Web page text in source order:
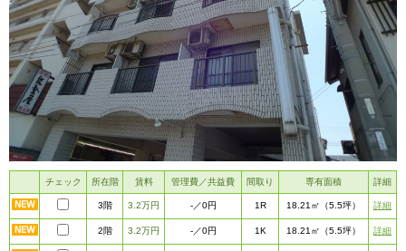
チェック 所在階 賃料 管理費／共益費 間取り 専有面積 詳細
3階 3.2万円 -／0円 1R 18.21㎡ （5.5坪） 詳細
2階 3.2万円 -／0円 1K 18.21㎡ （5.5坪） 詳細